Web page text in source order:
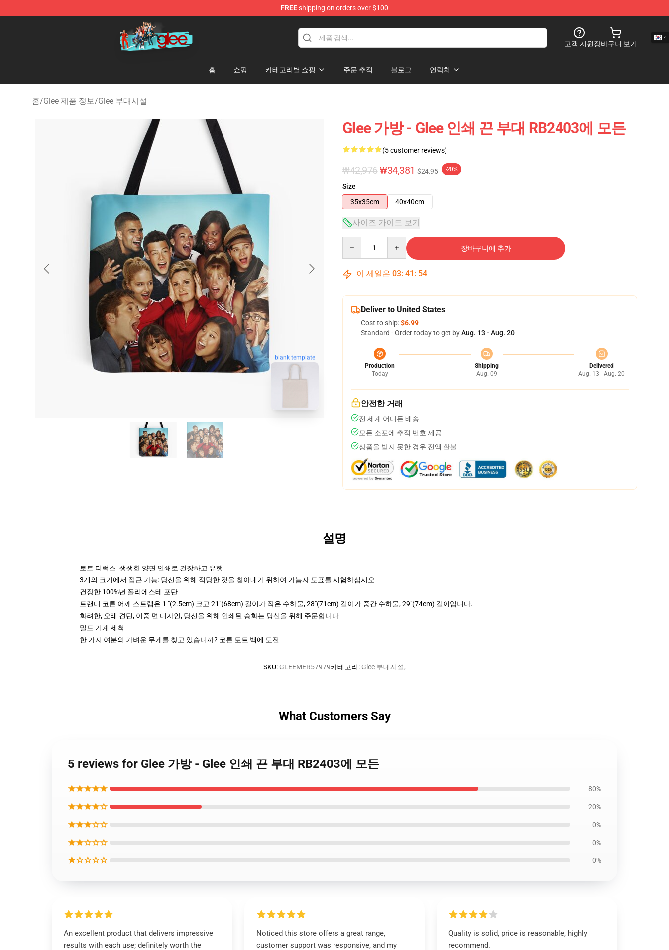
FREEshipping on orders over $100
Glee Store - Official Glee Merchandise Shop
고객 지원장바구니 보기
홈 쇼핑 카테고리별 쇼핑 주문 추적 블로그 연락처
홈/Glee 제품 정보/Glee 부대시설
blank template
Glee 가방 - Glee 인쇄 끈 부대 RB2403에 모든
(5 customer reviews)
₩42,976₩34,381 $24.95 -20%
Size
35x35cm
40x40cm
사이즈 가이드 보기
장바구니에 추가
이 세일은 03: 41 : 53
Deliver to United States
Cost to ship:$6.99
Standard - Order today to get byAug. 13 - Aug. 20
Production
Today
Shipping
Aug. 09
Delivered
Aug. 13 - Aug. 20
안전한 거래
전 세계 어디든 배송
모든 소포에 추적 번호 제공
상품을 받지 못한 경우 전액 환불
설명
토트 디럭스. 생생한 양면 인쇄로 건장하고 유행
3개의 크기에서 접근 가능: 당신을 위해 적당한 것을 찾아내기 위하여 가늠자 도표를 시험하십시오
건장한 100%년 폴리에스테 포탄
트랜디 코튼 어깨 스트랩은 1 "(2.5cm) 크고 21"(68cm) 길이가 작은 수하물, 28"(71cm) 길이가 중간 수하물, 29"(74cm) 길이입니다.
화려한, 오래 견딘, 이중 면 디자인, 당신을 위해 인쇄된 승화는 당신을 위해 주문합니다
밀드 기계 세척
한 가지 여분의 가벼운 무게를 찾고 있습니까? 코튼 토트 백에 도전
SKU: GLEEMER57979카테고리: Glee 부대시설,
What Customers Say
5 reviews for Glee 가방 - Glee 인쇄 끈 부대 RB2403에 모든
★★★★★ 80%
★★★★☆ 20%
★★★☆☆ 0%
★★☆☆☆ 0%
★☆☆☆☆ 0%
An excellent product that delivers impressive
results with each use; definitely worth the
Noticed this store offers a great range,
customer support was responsive, and my
Quality is solid, price is reasonable, highly
recommend.